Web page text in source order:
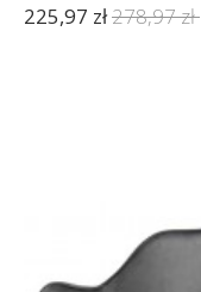
225,97 zł278,97 zł